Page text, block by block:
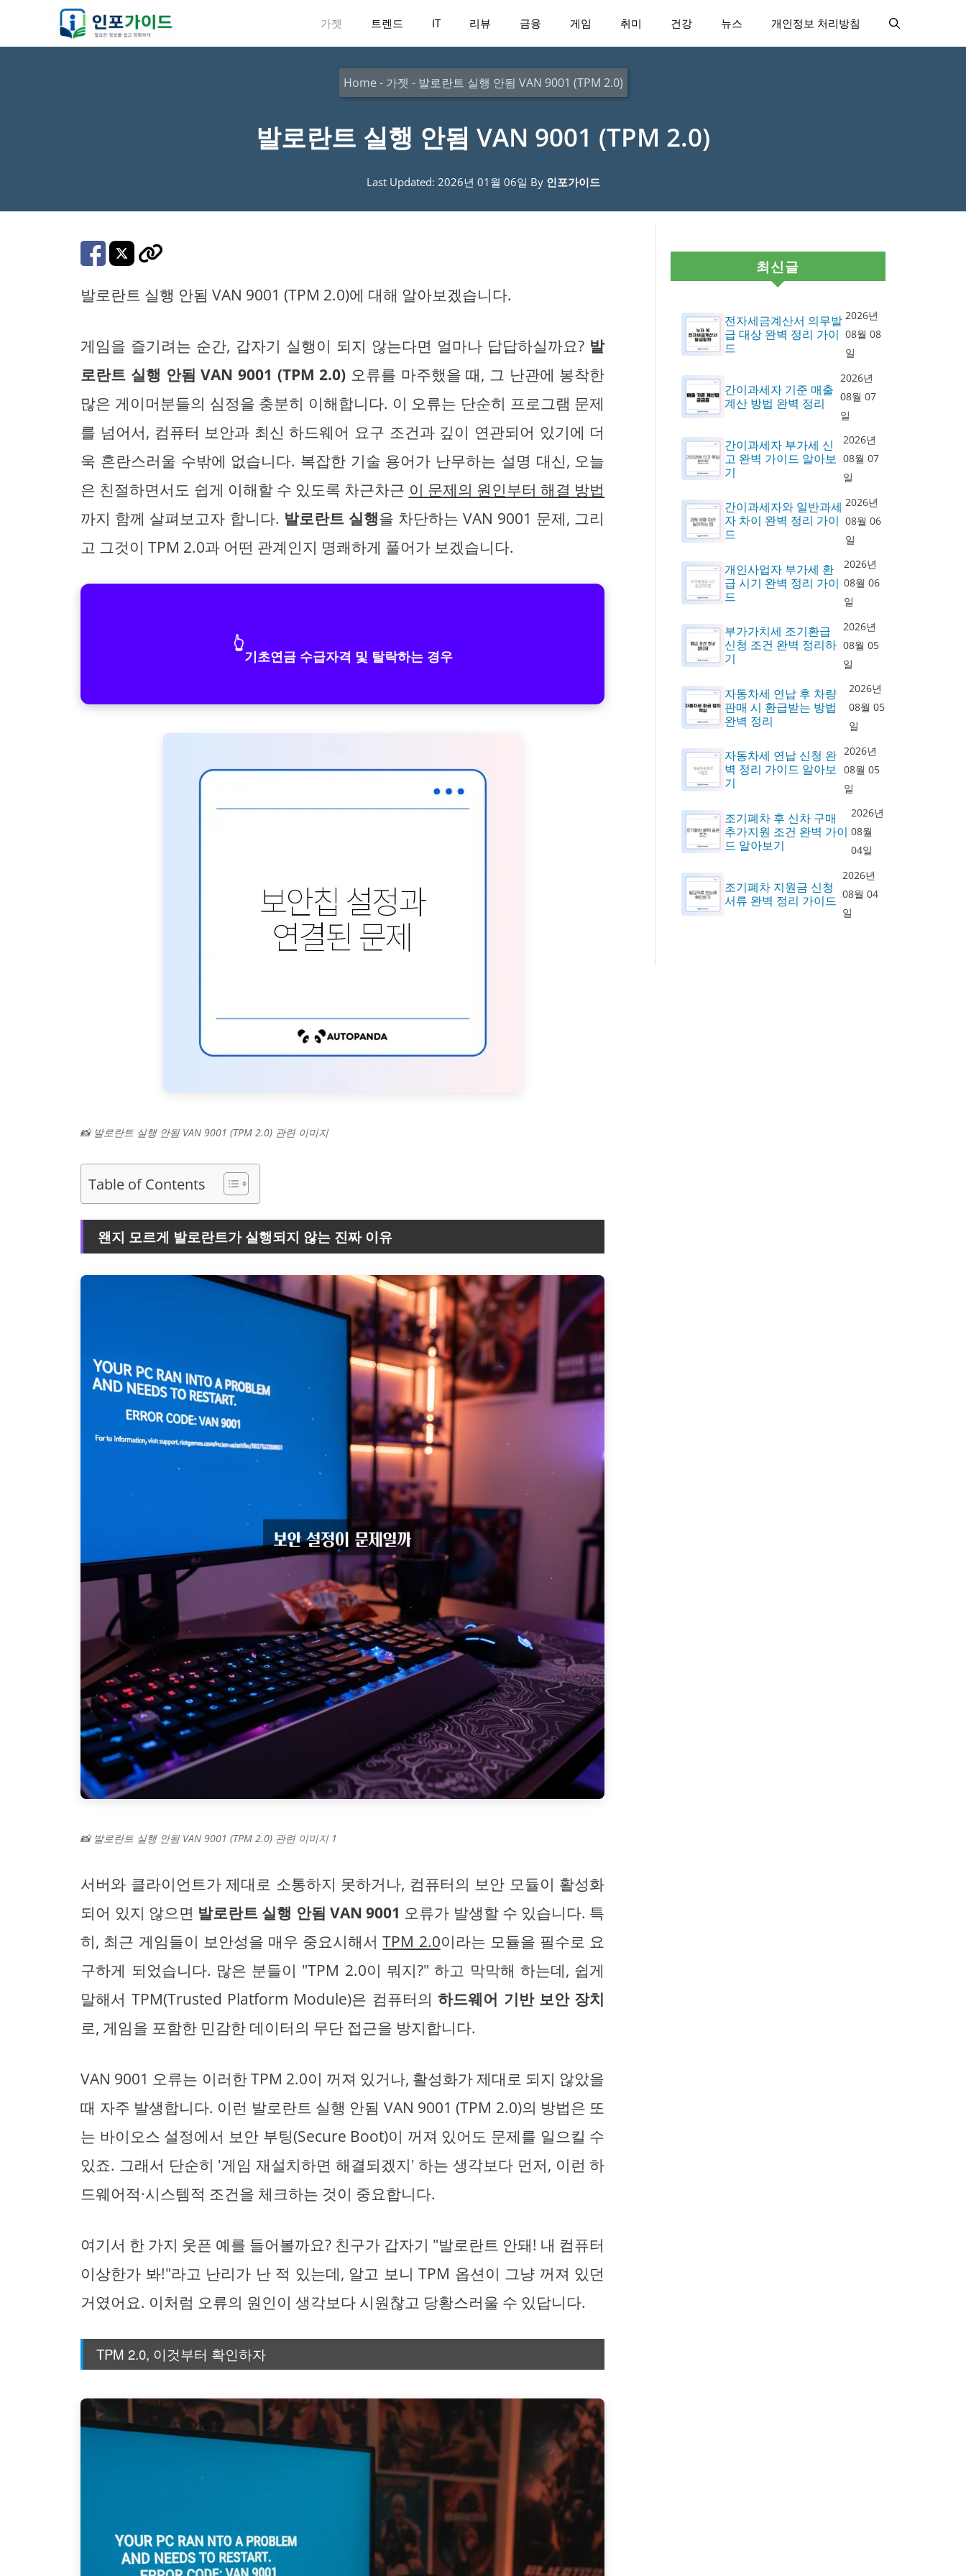
가젯 트렌드 IT 리뷰 금융 게임 취미 건강 뉴스 개인정보 처리방침
Home - 가젯 - 발로란트 실행 안됨 VAN 9001 (TPM 2.0)
발로란트 실행 안됨 VAN 9001 (TPM 2.0)
Last Updated: 2026년 01월 06일 By 인포가이드
발로란트 실행 안됨 VAN 9001 (TPM 2.0)에 대해 알아보겠습니다.
게임을 즐기려는 순간, 갑자기 실행이 되지 않는다면 얼마나 답답하실까요? 발
로란트 실행 안됨 VAN 9001 (TPM 2.0) 오류를 마주했을 때, 그 난관에 봉착한
많은 게이머분들의 심정을 충분히 이해합니다. 이 오류는 단순히 프로그램 문제
를 넘어서, 컴퓨터 보안과 최신 하드웨어 요구 조건과 깊이 연관되어 있기에 더
욱 혼란스러울 수밖에 없습니다. 복잡한 기술 용어가 난무하는 설명 대신, 오늘
은 친절하면서도 쉽게 이해할 수 있도록 차근차근 이 문제의 원인부터 해결 방법
까지 함께 살펴보고자 합니다. 발로란트 실행을 차단하는 VAN 9001 문제, 그리
고 그것이 TPM 2.0과 어떤 관계인지 명쾌하게 풀어가 보겠습니다.
👆
기초연금 수급자격 및 탈락하는 경우
📸 발로란트 실행 안됨 VAN 9001 (TPM 2.0) 관련 이미지
Table of Contents
왠지 모르게 발로란트가 실행되지 않는 진짜 이유
📸 발로란트 실행 안됨 VAN 9001 (TPM 2.0) 관련 이미지 1
서버와 클라이언트가 제대로 소통하지 못하거나, 컴퓨터의 보안 모듈이 활성화
되어 있지 않으면 발로란트 실행 안됨 VAN 9001 오류가 발생할 수 있습니다. 특
히, 최근 게임들이 보안성을 매우 중요시해서TPM 2.0이라는 모듈을 필수로 요
구하게 되었습니다. 많은 분들이 "TPM 2.0이 뭐지?" 하고 막막해 하는데, 쉽게
말해서 TPM(Trusted Platform Module)은 컴퓨터의하드웨어 기반 보안 장치
로, 게임을 포함한 민감한 데이터의 무단 접근을 방지합니다.
VAN 9001 오류는 이러한 TPM 2.0이 꺼져 있거나, 활성화가 제대로 되지 않았을
때 자주 발생합니다. 이런 발로란트 실행 안됨 VAN 9001 (TPM 2.0)의 방법은 또
는 바이오스 설정에서 보안 부팅(Secure Boot)이 꺼져 있어도 문제를 일으킬 수
있죠. 그래서 단순히 '게임 재설치하면 해결되겠지' 하는 생각보다 먼저, 이런 하
드웨어적·시스템적 조건을 체크하는 것이 중요합니다.
여기서 한 가지 웃픈 예를 들어볼까요? 친구가 갑자기 "발로란트 안돼! 내 컴퓨터
이상한가 봐!"라고 난리가 난 적 있는데, 알고 보니 TPM 옵션이 그냥 꺼져 있던
거였어요. 이처럼 오류의 원인이 생각보다 시원찮고 당황스러울 수 있답니다.
TPM 2.0, 이것부터 확인하자
최신글
전자세금계산서 의무발
급 대상 완벽 정리 가이
드
2026년
08월 08
일
간이과세자 기준 매출
계산 방법 완벽 정리
2026년
08월 07
일
간이과세자 부가세 신
고 완벽 가이드 알아보
기
2026년
08월 07
일
간이과세자와 일반과세
자 차이 완벽 정리 가이
드
2026년
08월 06
일
개인사업자 부가세 환
급 시기 완벽 정리 가이
드
2026년
08월 06
일
부가가치세 조기환급
신청 조건 완벽 정리하
기
2026년
08월 05
일
자동차세 연납 후 차량
판매 시 환급받는 방법
완벽 정리
2026년
08월 05
일
자동차세 연납 신청 완
벽 정리 가이드 알아보
기
2026년
08월 05
일
조기폐차 후 신차 구매
추가지원 조건 완벽 가이
드 알아보기
2026년
08월
04일
조기폐차 지원금 신청
서류 완벽 정리 가이드
2026년
08월 04
일